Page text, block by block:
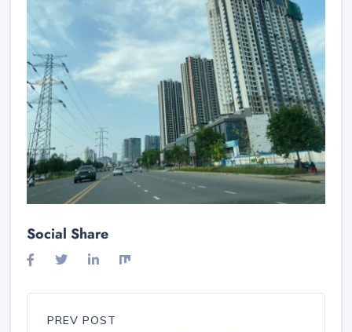
Social Share
PREV POST